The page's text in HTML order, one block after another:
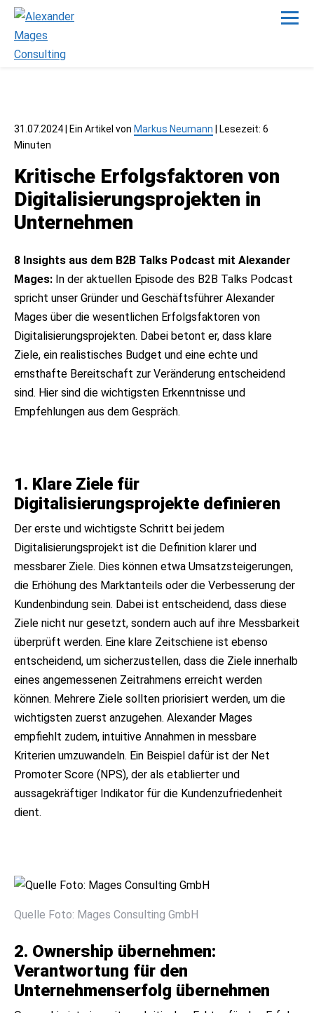
31.07.2024 | Ein Artikel von Markus Neumann
Lesezeit: 6
Minuten
Kritische Erfolgsfaktoren von
Digitalisierungsprojekten in
Unternehmen
8 Insights aus dem B2B Talks Podcast mit Alexander
Mages: In der aktuellen Episode des B2B Talks Podcast
spricht unser Gründer und Geschäftsführer Alexander
Mages über die wesentlichen Erfolgsfaktoren von
Digitalisierungsprojekten. Dabei betont er, dass klare
Ziele, ein realistisches Budget und eine echte und
ernsthafte Bereitschaft zur Veränderung entscheidend
sind. Hier sind die wichtigsten Erkenntnisse und
Empfehlungen aus dem Gespräch.
1. Klare Ziele für
Digitalisierungsprojekte definieren
Der erste und wichtigste Schritt bei jedem
Digitalisierungsprojekt ist die Definition klarer und
messbarer Ziele. Dies können etwa Umsatzsteigerungen,
die Erhöhung des Marktanteils oder die Verbesserung der
Kundenbindung sein. Dabei ist entscheidend, dass diese
Ziele nicht nur gesetzt, sondern auch auf ihre Messbarkeit
überprüft werden. Eine klare Zeitschiene ist ebenso
entscheidend, um sicherzustellen, dass die Ziele innerhalb
eines angemessenen Zeitrahmens erreicht werden
können. Mehrere Ziele sollten priorisiert werden, um die
wichtigsten zuerst anzugehen. Alexander Mages
empfiehlt zudem, intuitive Annahmen in messbare
Kriterien umzuwandeln. Ein Beispiel dafür ist der Net
Promoter Score (NPS), der als etablierter und
aussagekräftiger Indikator für die Kundenzufriedenheit
dient.
Quelle Foto: Mages Consulting GmbH
2. Ownership übernehmen:
Verantwortung für den
Unternehmenserfolg übernehmen